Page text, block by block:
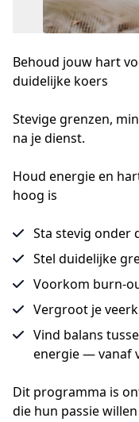
Behoud jouw hart
duidelijke koers
Stevige grenzen,
na je dienst.
Houd energie en
hoog is
Sta stevig onder
Stel duidelijke
Voorkom burn-
Vergroot je
Vind balans
energie — vanaf
Dit programma is
die hun passie